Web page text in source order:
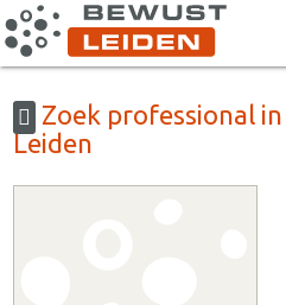
Zoek professional
Leiden